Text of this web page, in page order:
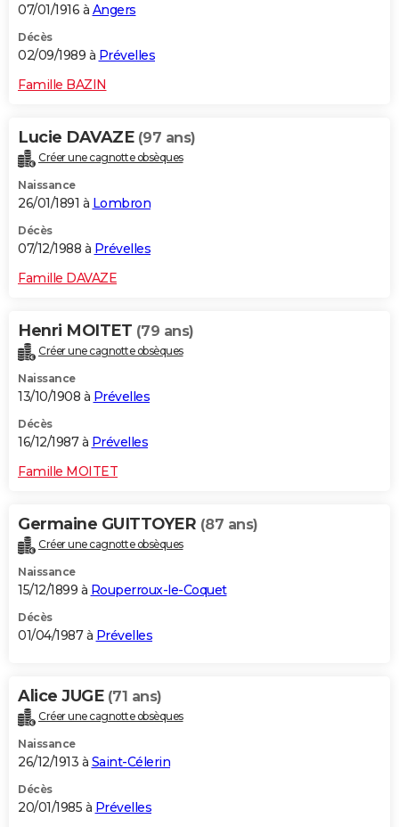
07/01/1916 à Angers
Décès
02/09/1989 à Prévelles
Famille BAZIN
Lucie DAVAZE (97 ans)
Créer une cagnotte obsèques
Naissance
26/01/1891 à Lombron
Décès
07/12/1988 à Prévelles
Famille DAVAZE
Henri MOITET (79 ans)
Créer une cagnotte obsèques
Naissance
13/10/1908 à Prévelles
Décès
16/12/1987 à Prévelles
Famille MOITET
Germaine GUITTOYER (87 ans)
Créer une cagnotte obsèques
Naissance
15/12/1899 à Rouperroux-le-Coquet
Décès
01/04/1987 à Prévelles
Alice JUGE (71 ans)
Créer une cagnotte obsèques
Naissance
26/12/1913 à Saint-Célerin
Décès
20/01/1985 à Prévelles